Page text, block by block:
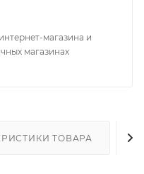
магазина и
магазинах
ТОВАРА